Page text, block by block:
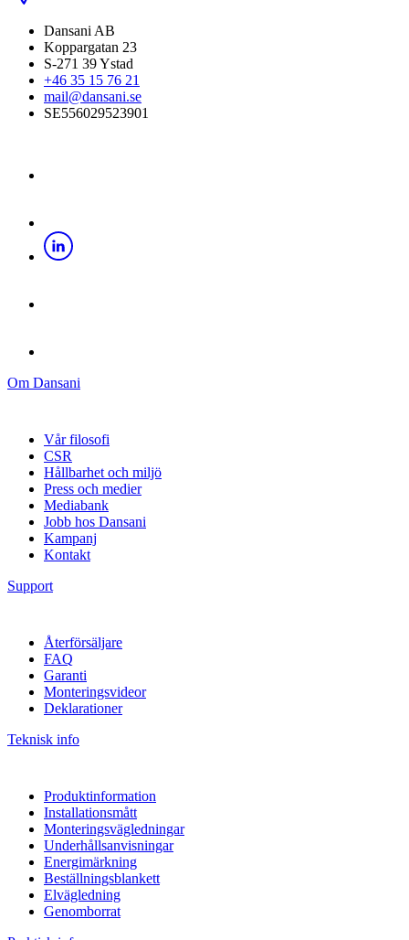
Dansani AB
Koppargatan 23
S-271 39 Ystad
+46 35 15 76 21
mail@dansani.se
SE556029523901
Om Dansani
Vår filosofi
CSR
Hållbarhet och miljö
Press och medier
Mediabank
Jobb hos Dansani
Kampanj
Kontakt
Support
Återförsäljare
FAQ
Garanti
Monteringsvideor
Deklarationer
Teknisk info
Produktinformation
Installationsmått
Monteringsvägledningar
Underhållsanvisningar
Energimärkning
Beställningsblankett
Elvägledning
Genomborrat